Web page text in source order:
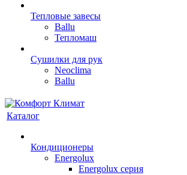
Тепловые завесы
Ballu
Тепломаш
Сушилки для рук
Neoclima
Ballu
Каталог
Кондиционеры
Energolux
Energolux серия